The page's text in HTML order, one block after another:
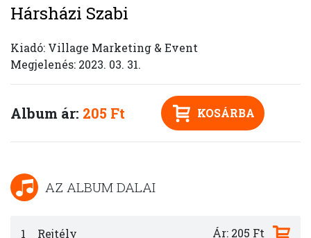
Hársházi Szabi
Kiadó: Village Marketing & Event
Megjelenés: 2023. 03. 31.
Album ár: 205 Ft KOSÁRBA
AZ ALBUM DALAI
1 Rejtély Ár: 205 Ft